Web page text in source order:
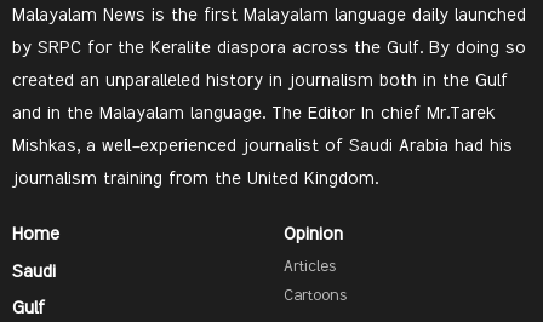
Malayalam News is the first Malayalam language daily launched
by SRPC for the Keralite diaspora across the Gulf. By doing so
created an unparalleled history in journalism both in the Gulf
and in the Malayalam language. The Editor In chief Mr.Tarek
Mishkas, a well-experienced journalist of Saudi Arabia had his
journalism training from the United Kingdom.
Home
Saudi
Gulf
Opinion
Articles
Cartoons